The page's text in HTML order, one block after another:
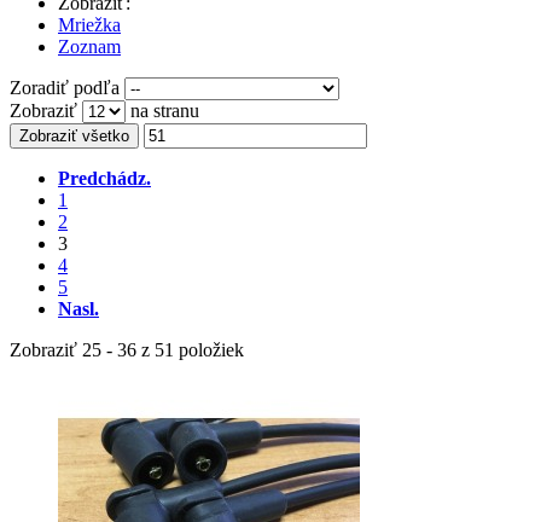
Mriežka
Zoznam
Zoradiť podľa
Zobraziť
na stranu
Zobraziť všetko
Predchádz.
1
2
3
4
5
Nasl.
Zobraziť 25 - 36 z 51 položiek